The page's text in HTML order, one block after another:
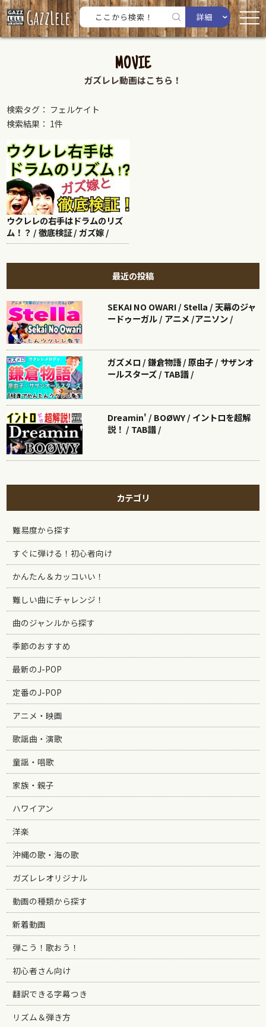
詳細
MOVIE
ガズレレ動画はこちら！
検索タグ： フェルケイト
検索結果： 1件
ウクレレの右手はドラムのリズ
ム！？ / 徹底検証 / ガズ嫁 /
最近の投稿
SEKAI NO OWARI / Stella / 天幕のジャ
ードゥーガル / アニメ /アニソン /
ガズメロ / 鎌倉物語 / 原由子 / サザンオ
ールスターズ / TAB譜 /
Dreamin' / BOØWY / イントロを超解
説！ / TAB譜 /
カテゴリ
難易度から探す
すぐに弾ける！初心者向け
かんたん＆カッコいい！
難しい曲にチャレンジ！
曲のジャンルから探す
季節のおすすめ
最新のJ-POP
定番のJ-POP
アニメ・映画
歌謡曲・演歌
童謡・唱歌
家族・親子
ハワイアン
洋楽
沖縄の歌・海の歌
ガズレレオリジナル
動画の種類から探す
新着動画
弾こう！歌おう！
初心者さん向け
翻訳できる字幕つき
リズム＆弾き方